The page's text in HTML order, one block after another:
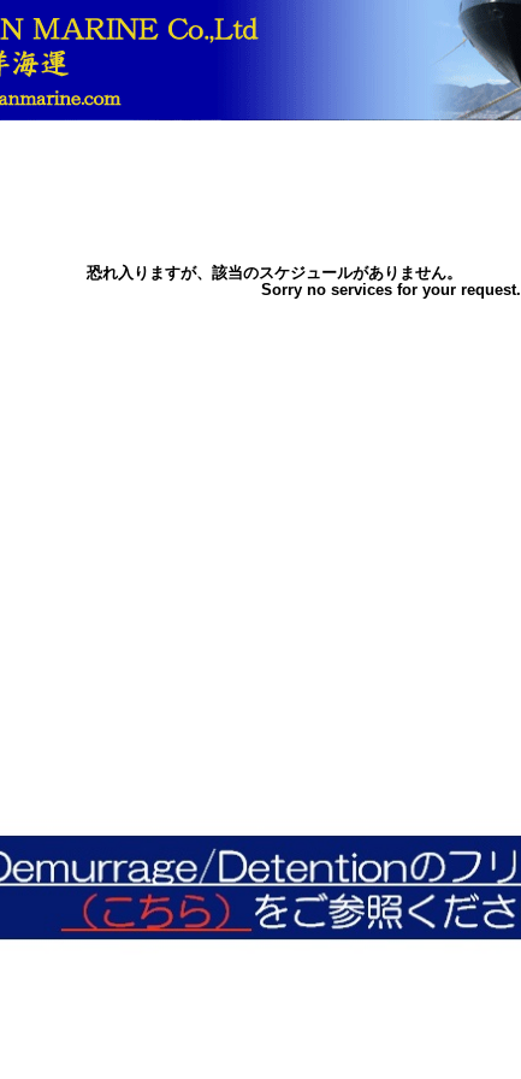
恐れ入りますが、該当のスケジュールがありません。
Sorry no services for your request.